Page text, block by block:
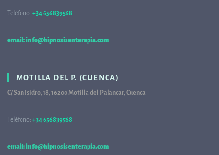
Teléfono: +34 656839568
email: info@hipnosisenterapia.com
MOTILLA DEL P. (CUENCA)
C/ San Isidro, 18, 16200 Motilla del Palancar, Cuenca
Teléfono: +34 656839568
email: info@hipnosisenterapia.com